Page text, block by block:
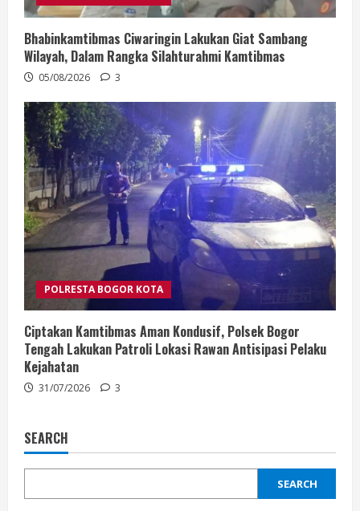
Bhabinkamtibmas Ciwaringin Lakukan Giat Sambang
Wilayah, Dalam Rangka Silahturahmi Kamtibmas
05/08/2026 3
POLRESTA BOGOR KOTA
Ciptakan Kamtibmas Aman Kondusif, Polsek Bogor
Tengah Lakukan Patroli Lokasi Rawan Antisipasi Pelaku
Kejahatan
31/07/2026 3
SEARCH
SEARCH